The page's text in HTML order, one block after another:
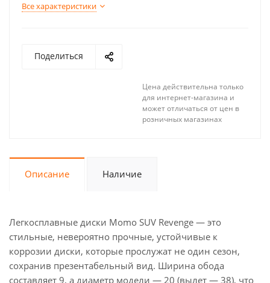
Все характеристики
Поделиться
Цена действительна только
для интернет-магазина и
может отличаться от цен в
розничных магазинах
Описание Наличие
Легкосплавные диски Momo SUV Revenge — это
стильные, невероятно прочные, устойчивые к
коррозии диски, которые прослужат не один сезон,
сохранив презентабельный вид. Ширина обода
составляет 9, а диаметр модели — 20 (вылет — 38), что